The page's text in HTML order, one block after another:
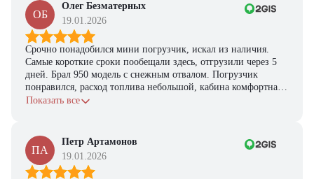
ОБ
Олег Безматерных
19.01.2026
Срочно понадобился мини погрузчик, искал из наличия.
Самые короткие сроки пообещали здесь, отгрузили через 5
дней. Брал 950 модель с снежным отвалом. Погрузчик
понравился, расход топлива небольшой, кабина комфортная,
с задачами справляется.
Показать все
ПА
Петр Артамонов
19.01.2026